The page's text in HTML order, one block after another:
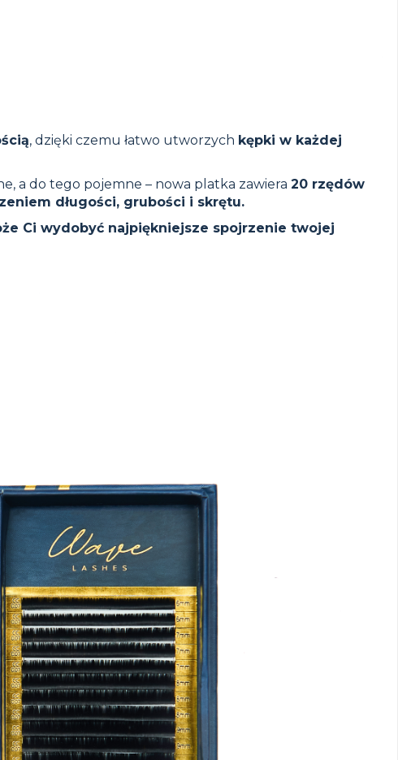
, dzięki czemu łatwo utworzych kępki w każdej
a do tego pojemne – nowa platka zawiera 20 rzędów
długości, grubości i skrętu.
Ci wydobyć najpiękniejsze spojrzenie twojej